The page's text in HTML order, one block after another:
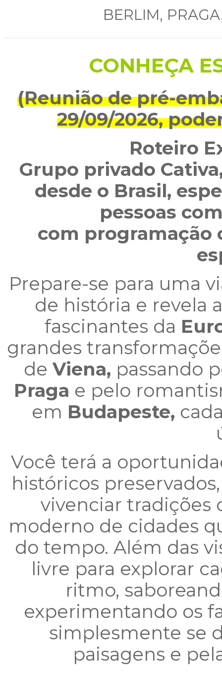
BERLIM,
CONHEÇA
(Reunião de pré-
29/09/2026,
Roteiro
Grupo privado
desde o Brasil,
pessoas
com programação
Prepare-se para uma
de história e revela
fascinantes da
grandes
de Viena, passando
Praga e pelo
em Budapeste,
Você terá a
históricos
vivenciar tradições
moderno de cidades
do tempo. Além das
livre para explorar
ritmo,
experimentando os
simplesmente se
paisagens e